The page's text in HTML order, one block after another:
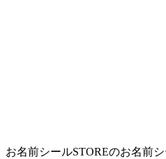
お名前シールSTOREのお名前